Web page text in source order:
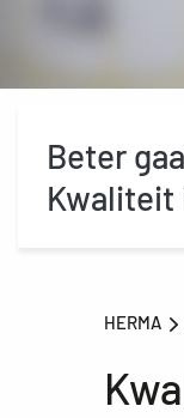
Beter
Kwaliteit
HERMA